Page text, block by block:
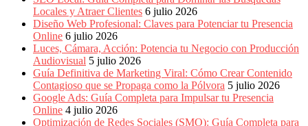
RRPP,
Comerciales,
Periodismo,
Revistas,
Magazines
BTL,
Periódicos
Locales y Atraer Clientes 6 julio 2026
Diseño Web Profesional: Claves para Potenciar tu Presencia
Online 6 julio 2026
Luces, Cámara, Acción: Potencia tu Negocio con Producción
Audiovisual 5 julio 2026
Guía Definitiva de Marketing Viral: Cómo Crear Contenido
Contagioso que se Propaga como la Pólvora 5 julio 2026
Google Ads: Guía Completa para Impulsar tu Presencia
Online 4 julio 2026
Optimización de Redes Sociales (SMO): Guía Completa para